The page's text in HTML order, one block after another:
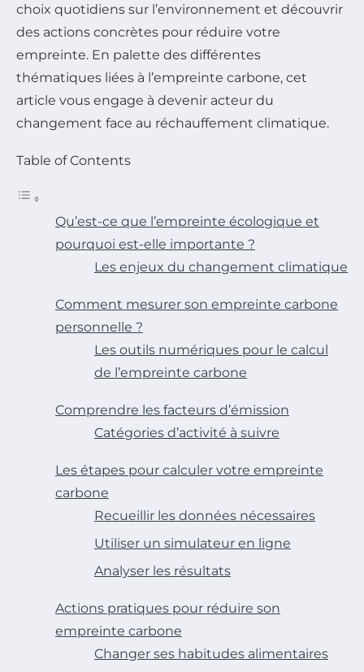
choix quotidiens sur l’environnement et découvrir
des actions concrètes pour réduire votre
empreinte. En palette des différentes
thématiques liées à l’empreinte carbone, cet
article vous engage à devenir acteur du
changement face au réchauffement climatique.
Table of Contents
Qu’est-ce que l’empreinte écologique et
pourquoi est-elle importante ?
Les enjeux du changement climatique
Comment mesurer son empreinte carbone
personnelle ?
Les outils numériques pour le calcul
de l’empreinte carbone
Comprendre les facteurs d’émission
Catégories d’activité à suivre
Les étapes pour calculer votre empreinte
carbone
Recueillir les données nécessaires
Utiliser un simulateur en ligne
Analyser les résultats
Actions pratiques pour réduire son
empreinte carbone
Changer ses habitudes alimentaires